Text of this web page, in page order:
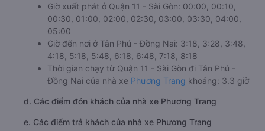
Giờ xuất phát ở Quận 11 - Sài Gòn: 00:00, 00:10,
00:30, 01:00, 02:00, 02:30, 03:00, 03:30, 04:00,
05:00
Giờ đến nơi ở Tân Phú - Đồng Nai: 3:18, 3:28, 3:48,
4:18, 5:18, 5:48, 6:18, 6:48, 7:18, 8:18
Thời gian chạy từ Quận 11 - Sài Gòn đi Tân Phú -
Đồng Nai của nhà xe Phương Trang khoảng: 3.3 giờ
d. Các điểm đón khách của nhà xe Phương Trang
e. Các điểm trả khách của nhà xe Phương Trang